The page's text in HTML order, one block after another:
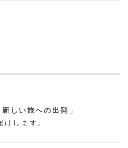
しい旅への出発」
します。